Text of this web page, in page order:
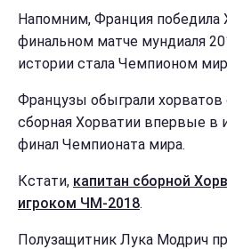
Напомним, Франция победила
финальном матче мундиаля
истории стала Чемпионом
Французы обыграли хорватов
сборная Хорватии впервые в
финал Чемпионата мира.
Кстати, капитан сборной
игроком ЧМ-2018.
Полузащитник Лука Модрич